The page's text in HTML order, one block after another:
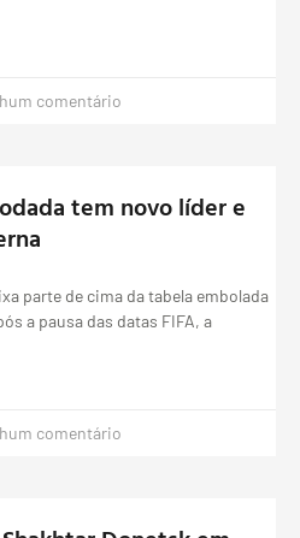
comentário
tem novo líder e
parte de cima da tabela embolada
a pausa das datas FIFA, a
comentário